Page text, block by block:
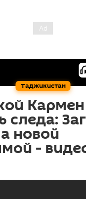
Таджикистан
следа:
новой
-